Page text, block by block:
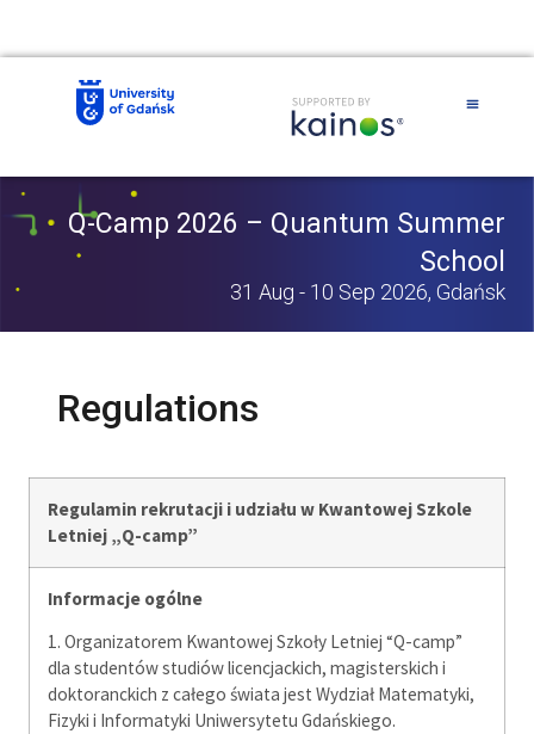
Q-Camp 2026 – Quantum Summer
School
31 Aug - 10 Sep 2026, Gdańsk
Regulations
Regulamin rekrutacji i udziału w Kwantowej Szkole
Letniej „Q-camp”
Informacje ogólne
1. Organizatorem Kwantowej Szkoły Letniej “Q-camp”
dla studentów studiów licencjackich, magisterskich i
doktoranckich z całego świata jest Wydział Matematyki,
Fizyki i Informatyki Uniwersytetu Gdańskiego.